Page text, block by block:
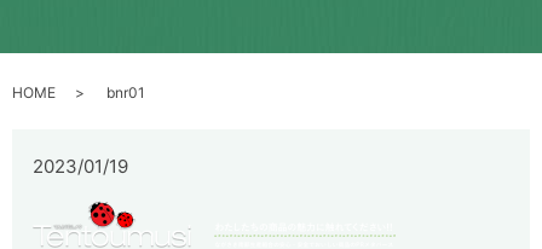
HOME bnr01
2023/01/19